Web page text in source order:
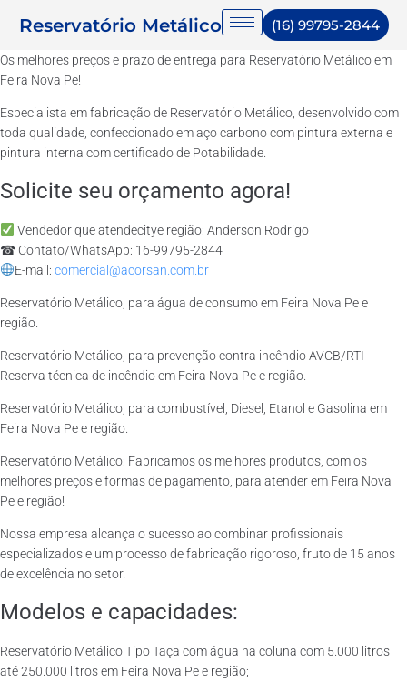
Reservatório Metálico (16) 99795-2844
Os melhores preços e prazo de entrega para Reservatório Metálico em
Feira Nova Pe!
Especialista em fabricação de Reservatório Metálico, desenvolvido com
toda qualidade, confeccionado em aço carbono com pintura externa e
pintura interna com certificado de Potabilidade.
Solicite seu orçamento agora!
Vendedor que atendecitye região: Anderson Rodrigo
☎ Contato/WhatsApp: 16-99795-2844
E-mail: comercial@acorsan.com.br
Reservatório Metálico, para água de consumo em Feira Nova Pe e
região.
Reservatório Metálico, para prevenção contra incêndio AVCB/RTI
Reserva técnica de incêndio em Feira Nova Pe e região.
Reservatório Metálico, para combustível, Diesel, Etanol e Gasolina em
Feira Nova Pe e região.
Reservatório Metálico: Fabricamos os melhores produtos, com os
melhores preços e formas de pagamento, para atender em Feira Nova
Pe e região!
Nossa empresa alcança o sucesso ao combinar profissionais
especializados e um processo de fabricação rigoroso, fruto de 15 anos
de excelência no setor.
Modelos e capacidades:
Reservatório Metálico Tipo Taça com água na coluna com 5.000 litros
até 250.000 litros em Feira Nova Pe e região;